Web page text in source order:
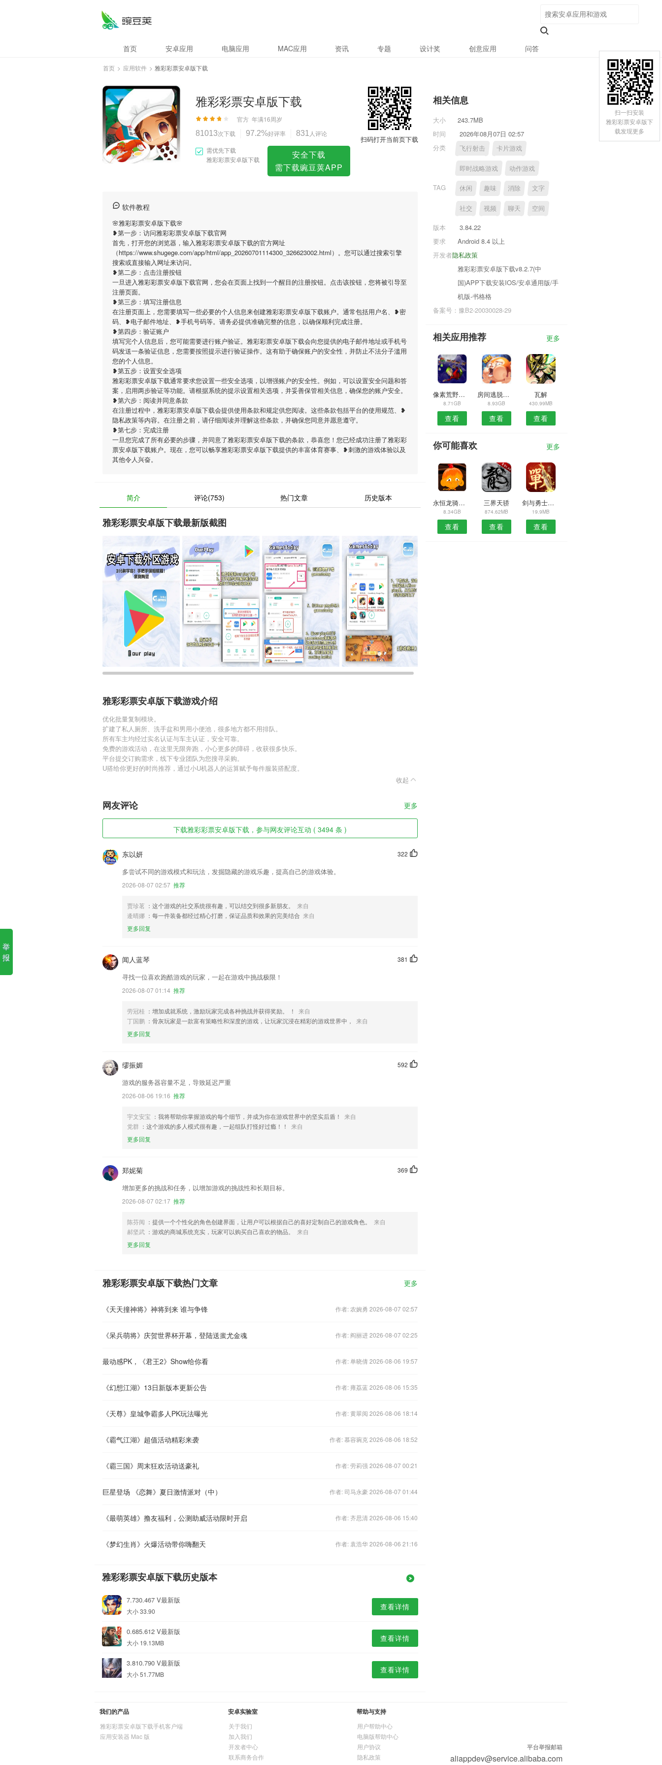
首页 安卓应用 电脑应用 MAC应用 资讯 专题 设计奖 创意应用 问答
首页 > 应用软件 > 雅彩彩票安卓版下载
雅彩彩票安卓版下载
官方 年满16周岁
81013次下载 97.2%好评率 831 人评论
需优先下载
雅彩彩票安卓版下载
安全下载
需下载豌豆荚APP
扫码打开当前页下载
软件教程
🌸雅彩彩票安卓版下载🌸
❥第一步：访问雅彩彩票安卓版下载官网
首先，打开您的浏览器，输入雅彩彩票安卓版下载的官方网址
（https://www.shugege.com/app/html/app_20260701114300_326623002.html）。您可以通过搜索引擎
搜索或直接输入网址来访问。
❥第二步：点击注册按钮
一旦进入雅彩彩票安卓版下载官网，您会在页面上找到一个醒目的注册按钮。点击该按钮，您将被引导至
注册页面。
❥第三步：填写注册信息
在注册页面上，您需要填写一些必要的个人信息来创建雅彩彩票安卓版下载账户。通常包括用户名、❥密
码、❥电子邮件地址、❥手机号码等。请务必提供准确完整的信息，以确保顺利完成注册。
❥第四步：验证账户
填写完个人信息后，您可能需要进行账户验证。雅彩彩票安卓版下载会向您提供的电子邮件地址或手机号
码发送一条验证信息，您需要按照提示进行验证操作。这有助于确保账户的安全性，并防止不法分子滥用
您的个人信息。
❥第五步：设置安全选项
雅彩彩票安卓版下载通常要求您设置一些安全选项，以增强账户的安全性。例如，可以设置安全问题和答
案，启用两步验证等功能。请根据系统的提示设置相关选项，并妥善保管相关信息，确保您的账户安全。
❥第六步：阅读并同意条款
在注册过程中，雅彩彩票安卓版下载会提供使用条款和规定供您阅读。这些条款包括平台的使用规范、❥
隐私政策等内容。在注册之前，请仔细阅读并理解这些条款，并确保您同意并愿意遵守。
❥第七步：完成注册
一旦您完成了所有必要的步骤，并同意了雅彩彩票安卓版下载的条款，恭喜您！您已经成功注册了雅彩彩
票安卓版下载账户。现在，您可以畅享雅彩彩票安卓版下载提供的丰富体育赛事、❥刺激的游戏体验以及
其他令人兴奋。
简介 评论(753) 热门文章 历史版本
雅彩彩票安卓版下载最新版截图
雅彩彩票安卓版下载游戏介绍
优化批量复制模块。
扩建了私人厕所、洗手盆和男用小便池，很多地方都不用排队。
所有车主均经过实名认证与车主认证，安全可靠。
免费的游戏活动，在这里无限奔跑，小心更多的障碍，收获很多快乐。
平台提交订购需求，线下专业团队为您搜寻采购。
U搭给你更好的时尚推荐，通过小U机器人的运算赋予每件服装搭配度。
收起
网友评论 更多
下载雅彩彩票安卓版下载，参与网友评论互动 ( 3494 条 )
322
东以妍
多尝试不同的游戏模式和玩法，发掘隐藏的游戏乐趣，提高自己的游戏体验。
2026-08-07 02:57 推荐
贾珍茗 ：这个游戏的社交系统很有趣，可以结交到很多新朋友。
来自
逄晴娜 ：每一件装备都经过精心打磨，保证品质和效果的完美结合 来自
更多回复
381
闻人蓝琴
寻找一位喜欢跑酷游戏的玩家，一起在游戏中挑战极限！
2026-08-07 01:14 推荐
劳冠桂 ：增加成就系统，激励玩家完成各种挑战并获得奖励。 ！
来自
丁国鹏 ：骨灰玩家是一款富有策略性和深度的游戏，让玩家沉浸在精彩的游戏世界中，
来自
更多回复
592
缪振媚
游戏的服务器容量不足，导致延迟严重
2026-08-06 19:16 推荐
宇文安宝 ：我将帮助你掌握游戏的每个细节，并成为你在游戏世界中的坚实后盾！
来自
党群 ：这个游戏的多人模式很有趣，一起组队打怪好过瘾！！
来自
更多回复
369
郑妮菊
增加更多的挑战和任务，以增加游戏的挑战性和长期目标。
2026-08-07 02:17 推荐
陈芬阅 ：提供一个个性化的角色创建界面，让用户可以根据自己的喜好定制自己的游戏角色。
来自
郝坚武 ：游戏的商城系统充实，玩家可以购买自己喜欢的物品。
来自
更多回复
雅彩彩票安卓版下载热门文章 更多
《天天撞神将》神将到来 谁与争锋 作者: 农婉勇 2026-08-07 02:57
《呆兵萌将》庆贺世界杯开幕，登陆送蚩尤金魂 作者: 阎丽进 2026-08-07 02:25
最动感PK，《君王2》Show给你看 作者: 单晓倩 2026-08-06 19:57
《幻想江湖》13日新版本更新公告 作者: 雍荔蓝 2026-08-06 15:35
《天尊》皇城争霸多人PK玩法曝光 作者: 黄翠阅 2026-08-06 18:14
《霸气江湖》超值活动精彩来袭 作者: 慕容琬克 2026-08-06 18:52
《霸三国》周末狂欢活动送豪礼 作者: 劳莉强 2026-08-07 00:21
巨星登场 《恋舞》夏日激情派对（中） 作者: 司马永豪 2026-08-07 01:44
《最萌英雄》撸友福利，公测助威活动限时开启 作者: 齐思清 2026-08-06 15:40
《梦幻生肖》火爆活动带你嗨翻天 作者: 袁浩华 2026-08-06 21:16
雅彩彩票安卓版下载历史版本
7.730.467 V最新版
大小 33.90 查看详情
0.685.612 V最新版
大小 19.13MB 查看详情
3.810.790 V最新版
大小 51.77MB 查看详情
相关信息
大小
243.7MB
时间
2026年08月07日 02:57
分类
飞行射击 卡片游戏
即时战略游戏 动作游戏
TAG 休闲 趣味 消除 文字
社交 视频 聊天 空间
版本
3.84.22
要求
Android 8.4 以上
隐私政策
开发者
雅彩彩票安卓版下载v8.2.7(中
国)APP下载安装IOS/安卓通用版/手
机版-书格格
备案号：豫B2-20030028-29
相关应用推荐 更多
像素荒野大逃杀
8.71GB
查看
房间逃脱游戏昏暗的月亮
8.93GB
查看
瓦解
430.99MB
查看
你可能喜欢 更多
永恒龙骑魔幻神宠
8.34GB
查看
三界天骄
874.62MB
查看
剑与勇士云上城之歌
19.9MB
查看
我们的产品
雅彩彩票安卓版下载手机客户端
应用安装器 Mac 版
安卓实验室
关于我们
加入我们
开发者中心
联系商务合作
帮助与支持
用户帮助中心
电脑版帮助中心
用户协议
隐私政策
平台举报邮箱
aliappdev@service.alibaba.com
扫一扫安装
雅彩彩票安卓版下
载发现更多
举
报